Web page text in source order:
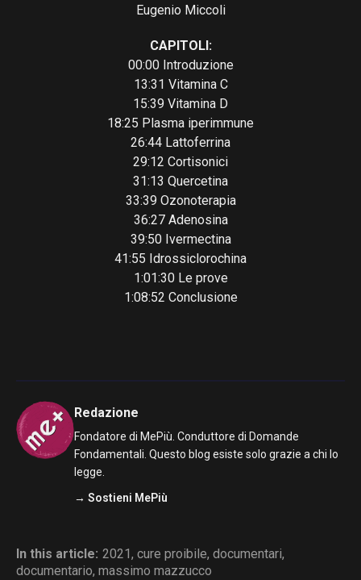
Eugenio Miccoli
CAPITOLI:
00:00 Introduzione
13:31 Vitamina C
15:39 Vitamina D
18:25 Plasma iperimmune
26:44 Lattoferrina
29:12 Cortisonici
31:13 Quercetina
33:39 Ozonoterapia
36:27 Adenosina
39:50 Ivermectina
41:55 Idrossiclorochina
1:01:30 Le prove
1:08:52 Conclusione
Redazione
Fondatore di MePiù. Conduttore di Domande
Fondamentali. Questo blog esiste solo grazie a chi lo
legge.
→ Sostieni MePiù
In this article: 2021, cure proibile, documentari,
documentario, massimo mazzucco